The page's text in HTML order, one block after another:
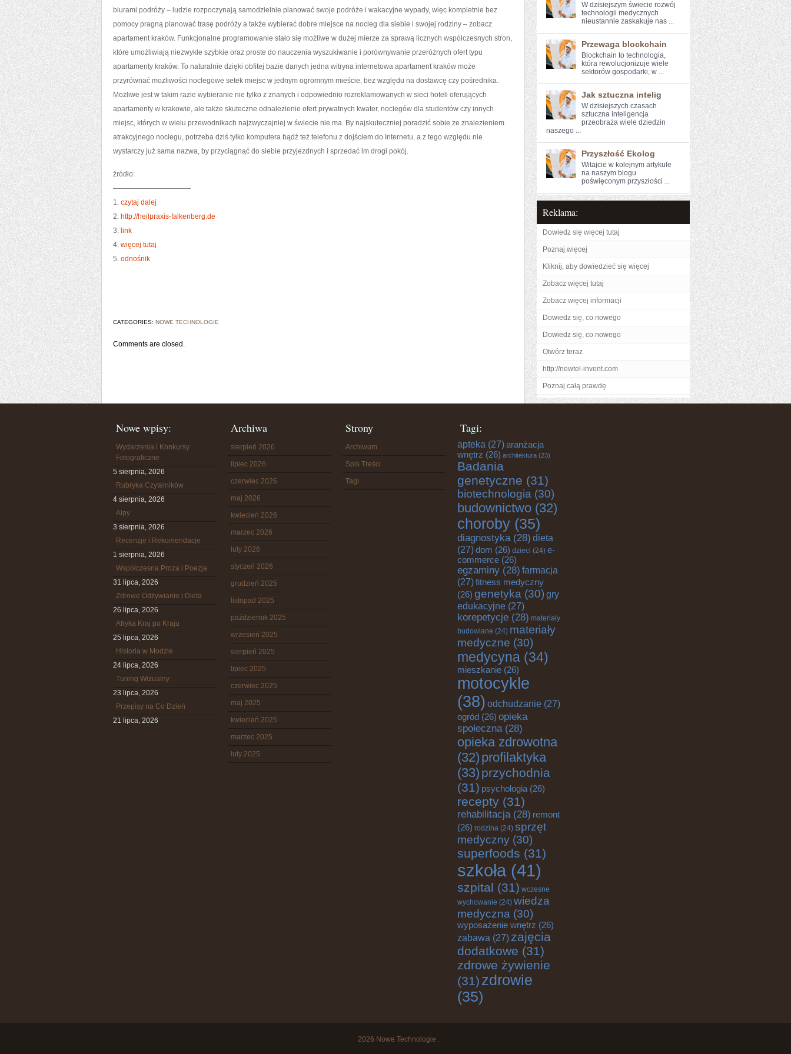
biurami podróży – ludzie rozpoczynają samodzielnie planować swoje podróże i wakacyjne wypady, więc kompletnie bez
pomocy pragną planować trasę podróży a także wybierać dobre miejsce na nocleg dla siebie i swojej rodziny – zobacz
apartament kraków. Funkcjonalne programowanie stało się możliwe w dużej mierze za sprawą licznych współczesnych stron,
które umożliwiają niezwykle szybkie oraz proste do nauczenia wyszukiwanie i porównywanie przeróżnych ofert typu
apartamenty kraków. To naturalnie dzięki obfitej bazie danych jedna witryna internetowa apartament kraków może
przyrównać możliwości noclegowe setek miejsc w jednym ogromnym mieście, bez względu na dostawcę czy pośrednika.
Możliwe jest w takim razie wybieranie nie tylko z znanych i odpowiednio rozreklamowanych w sieci hoteli oferujących
apartamenty w krakowie, ale także skuteczne odnalezienie ofert prywatnych kwater, noclegów dla studentów czy innych
miejsc, których w wielu przewodnikach najzwyczajniej w świecie nie ma. By najskuteczniej poradzić sobie ze znalezieniem
atrakcyjnego noclegu, potrzeba dziś tylko komputera bądź też telefonu z dojściem do Internetu, a z tego względu nie
wystarczy już sama nazwa, by przyciągnąć do siebie przyjezdnych i sprzedać im drogi pokój.
źródło:
———————————
1. czytaj dalej
2. http://heilpraxis-falkenberg.de
3. link
4. więcej tutaj
5. odnośnik
CATEGORIES: NOWE TECHNOLOGIE
Comments are closed.
W dzisiejszym świecie rozwój
technologii medycznych
nieustannie zaskakuje nas ...
Przewaga blockchain
Blockchain to technologia,​
która rewolucjonizuje wiele‍
sektorów ‍gospodarki, w ...
Jak sztuczna intelig
W dzisiejszych czasach
sztuczna inteligencja
przeobraża wiele dziedzin
naszego ...
Przyszłość Ekolog
Witajcie w kolejnym artykule
na‍ naszym blogu
poświęconym przyszłości ...
Reklama:
Dowiedz się więcej tutaj
Poznaj więcej
Kliknij, aby dowiedzieć się więcej
Zobacz więcej tutaj
Zobacz więcej informacji
Dowiedz się, co nowego
Dowiedz się, co nowego
Otwórz teraz
http://newtel-invent.com
Poznaj całą prawdę
Nowe wpisy:
Wydarzenia i Konkursy
Fotograficzne
5 sierpnia, 2026
Rubryka Czytelników
4 sierpnia, 2026
Alpy
3 sierpnia, 2026
Recenzje i Rekomendacje
1 sierpnia, 2026
Współczesna Proza i Poezja
31 lipca, 2026
Zdrowe Odżywianie i Dieta
26 lipca, 2026
Afryka Kraj po Kraju
25 lipca, 2026
Historia w Modzie
24 lipca, 2026
Tuning Wizualny
23 lipca, 2026
Przepisy na Co Dzień
21 lipca, 2026
Archiwa
sierpień 2026
lipiec 2026
czerwiec 2026
maj 2026
kwiecień 2026
marzec 2026
luty 2026
styczeń 2026
grudzień 2025
listopad 2025
październik 2025
wrzesień 2025
sierpień 2025
lipiec 2025
czerwiec 2025
maj 2025
kwiecień 2025
marzec 2025
luty 2025
Strony
Archiwum
Spis Treści
Tagi
Tagi:
apteka (27)aranżacja
wnętrz (26) architektura (23)
Badania
genetyczne (31)
biotechnologia (30)
budownictwo (32)
choroby (35)
diagnostyka(28) dieta
(27)dom (26) dzieci (24) e-
commerce (26)
egzaminy (28) farmacja
(27)fitness medyczny
(26) genetyka (30) gry
edukacyjne (27)
korepetycje (28) materiały
budowlane (24) materiały
medyczne (30)
medycyna (34)
mieszkanie (26)
motocykle
(38) odchudzanie (27)
ogród (26) opieka
społeczna(28)
opieka zdrowotna
(32) profilaktyka
(33) przychodnia
(31) psychologia (26)
recepty (31)
rehabilitacja(28) remont
(26) rodzina (24) sprzęt
medyczny (30)
superfoods (31)
szkoła (41)
szpital (31) wczesne
wychowanie (24) wiedza
medyczna (30)
wyposażenie wnętrz (26)
zabawa (27) zajęcia
dodatkowe (31)
zdrowe żywienie
(31) zdrowie
(35)
2026 Nowe Technologie .